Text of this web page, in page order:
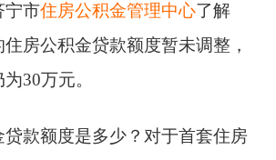
宁市住房公积金管理中心了解
房公积金贷款额度暂未调整，
30万元。
款额度是多少？对于首套住房